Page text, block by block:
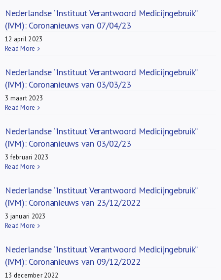
Nederlandse “Instituut Verantwoord Medicijngebruik”
(IVM): Coronanieuws van 07/04/23
12 april 2023
Read More
Nederlandse “Instituut Verantwoord Medicijngebruik”
(IVM): Coronanieuws van 03/03/23
3 maart 2023
Read More
Nederlandse “Instituut Verantwoord Medicijngebruik”
(IVM): Coronanieuws van 03/02/23
3 februari 2023
Read More
Nederlandse “Instituut Verantwoord Medicijngebruik”
(IVM): Coronanieuws van 23/12/2022
3 januari 2023
Read More
Nederlandse “Instituut Verantwoord Medicijngebruik”
(IVM): Coronanieuws van 09/12/2022
13 december 2022